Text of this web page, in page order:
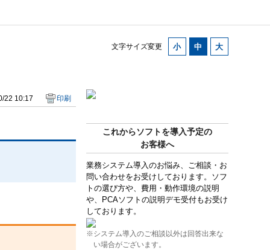
文字サイズ変更
これからソフトを導入予定の
お客様へ
業務システム導入のお悩み、ご相談・お
問い合わせをお受けしております。ソフ
トの選び方や、費用・動作環境の説明
や、PCAソフトの説明デモ受付もお受け
しております。
※システム導入のご相談以外は回答出来な
い場合がございます。
22 10:17 印刷